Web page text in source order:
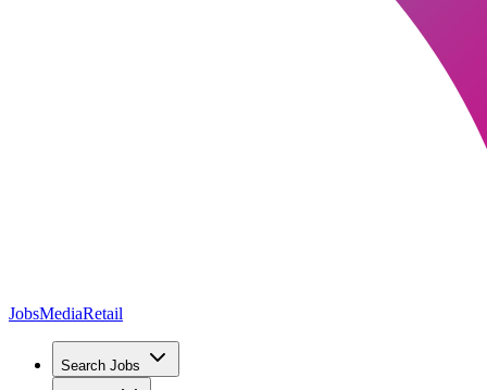
JobsMediaRetail
Search Jobs